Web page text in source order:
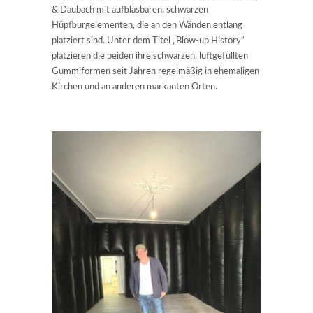
& Daubach mit aufblasbaren, schwarzen
Hüpfburgelementen, die an den Wänden entlang
platziert sind. Unter dem Titel „Blow-up History“
platzieren die beiden ihre schwarzen, luftgefüllten
Gummiformen seit Jahren regelmäßig in ehemaligen
Kirchen und an anderen markanten Orten.